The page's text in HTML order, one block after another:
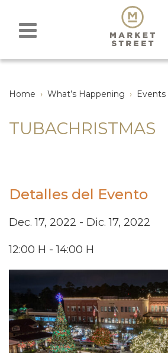
Home › What’s Happening › Events
TUBACHRISTMAS
Detalles del Evento
Dec. 17, 2022 - Dic. 17, 2022
12:00 H - 14:00 H